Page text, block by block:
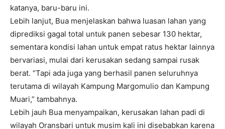
katanya, baru-baru ini.
Lebih lanjut, Bua menjelaskan bahwa luasan lahan yang
diprediksi gagal total untuk panen sebesar 130 hektar,
sementara kondisi lahan untuk empat ratus hektar lainnya
bervariasi, mulai dari kerusakan sedang sampai rusak
berat. “Tapi ada juga yang berhasil panen seluruhnya
terutama di wilayah Kampung Margomulio dan Kampung
Muari,” tambahnya.
Lebih jauh Bua menyampaikan, kerusakan lahan padi di
wilayah Oransbari untuk musim kali ini disebabkan karena